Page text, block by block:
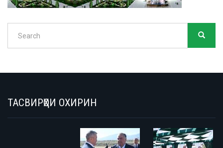
Search
ТАСВИРҲОИ ОХИРИН